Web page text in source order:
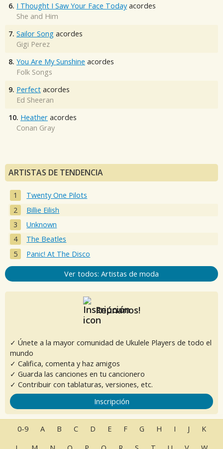
6. I Thought I Saw Your Face Today acordes
She and Him
7. Sailor Song acordes
Gigi Perez
8. You Are My Sunshine acordes
Folk Songs
9. Perfect acordes
Ed Sheeran
10. Heather acordes
Conan Gray
ARTISTAS DE TENDENCIA
Twenty One Pilots
Billie Eilish
Unknown
The Beatles
Panic! At The Disco
Ver todos: Artistas de moda
Reúnanos!
✓ Únete a la mayor comunidad de Ukulele Players de todo el
mundo
✓ Califica, comenta y haz amigos
✓ Guarda las canciones en tu cancionero
✓ Contribuir con tablaturas, versiones, etc.
Inscripción
0-9 A B C D E F G H I J
K